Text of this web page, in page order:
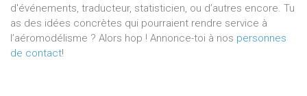
d'événements, traducteur, statisticien, ou d’autres encore. Tu
as des idées concrètes qui pourraient rendre service à
l’aéromodélisme ? Alors hop ! Annonce-toi à nos personnes
de contact!